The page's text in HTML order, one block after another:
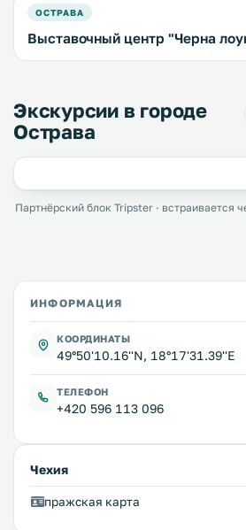
ОСТРАВА
Выставочный центр "Черна
Экскурсии в городе
Острава
Партнёрский блок Tripster · встраивается
ИНФОРМАЦИЯ
КООРДИНАТЫ
49°50'10.16''N, 18°17'31.39''E
ТЕЛЕФОН
+420 596 113 096
Чехия
пражская карта